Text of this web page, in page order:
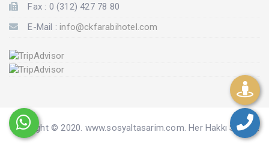
Fax : 0 (312) 427 78 80
E-Mail :info@ckfarabihotel.com
Copyright © 2020. www.sosyaltasarim.com. Her Hakkı Saklıdır.